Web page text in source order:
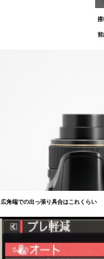
搭
前
広角端での出っ張り具合はこれくらい